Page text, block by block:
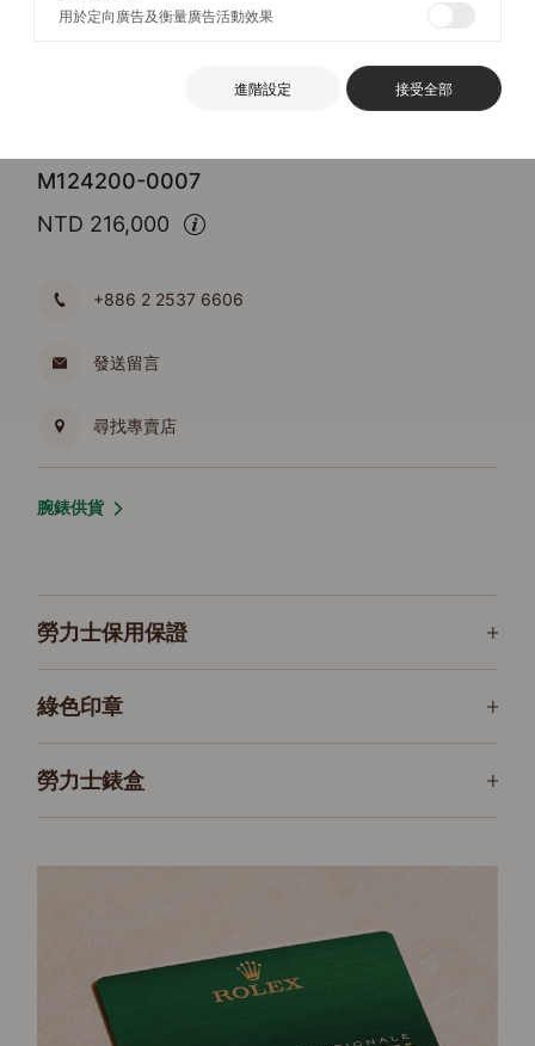
Oyster Perpetual 34
M124200-0007
NTD 216,000
+886 2 2537 6606
發送留言
尋找專賣店
腕錶供貨
勞力士保用保證
綠色印章
勞力士錶盒
用於定向廣告及衡量廣告活動效果
進階設定 接受全部